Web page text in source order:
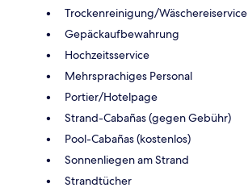
Trockenreinigung/Wäschereiservice
Gepäckaufbewahrung
Hochzeitsservice
Mehrsprachiges Personal
Portier/Hotelpage
Strand-Cabañas (gegen Gebühr)
Pool-Cabañas (kostenlos)
Sonnenliegen am Strand
Strandtücher